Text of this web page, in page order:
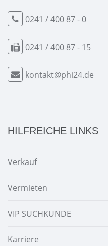
0241 / 400 87 - 0
0241 / 400 87 - 15
kontakt@phi24.de
HILFREICHE LINKS
Verkauf
Vermieten
VIP SUCHKUNDE
Karriere